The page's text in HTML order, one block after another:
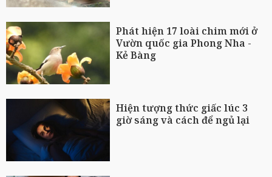
Phát hiện 17 loài chim mới ở
Vườn quốc gia Phong Nha -
Kẻ Bàng
Hiện tượng thức giấc lúc 3
giờ sáng và cách để ngủ lại